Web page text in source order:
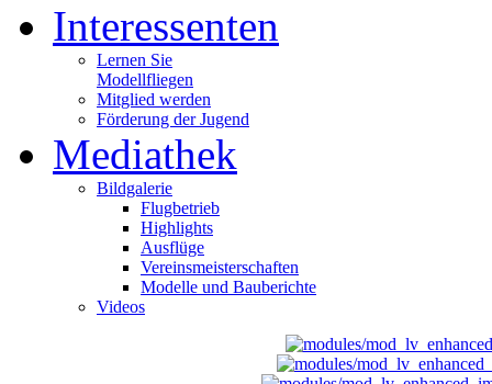
Interessenten
Lernen Sie
Modellfliegen
Mitglied werden
Förderung der Jugend
Mediathek
Bildgalerie
Flugbetrieb
Highlights
Ausflüge
Vereinsmeisterschaften
Modelle und Bauberichte
Videos